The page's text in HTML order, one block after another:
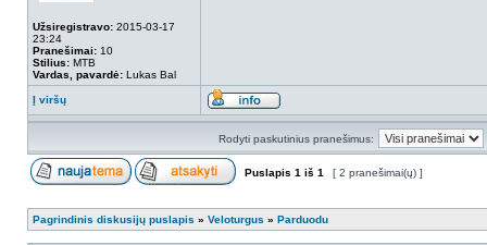
Užsiregistravo: 2015-03-17
23:24
Pranešimai: 10
Stilius: MTB
Vardas, pavardė: Lukas Bal
Į viršų
Rodyti paskutinius pranešimus:
Puslapis 1 iš 1 [ 2 pranešimai(ų) ]
Pagrindinis diskusijų puslapis » Veloturgus » Parduodu